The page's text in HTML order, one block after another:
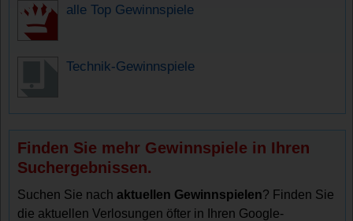
alle Top Gewinnspiele
Technik-Gewinnspiele
Finden Sie mehr Gewinnspiele in Ihren
Suchergebnissen.
Suchen Sie nachaktuellen Gewinnspielen? Finden Sie
die aktuellen Verlosungen öfter in Ihren Google-